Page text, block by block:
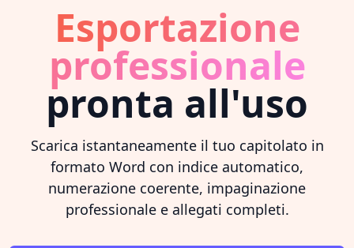
Esportazione
professionale
pronta all'uso
Scarica istantaneamente il tuo capitolato in
formato Word con indice automatico,
numerazione coerente, impaginazione
professionale e allegati completi.